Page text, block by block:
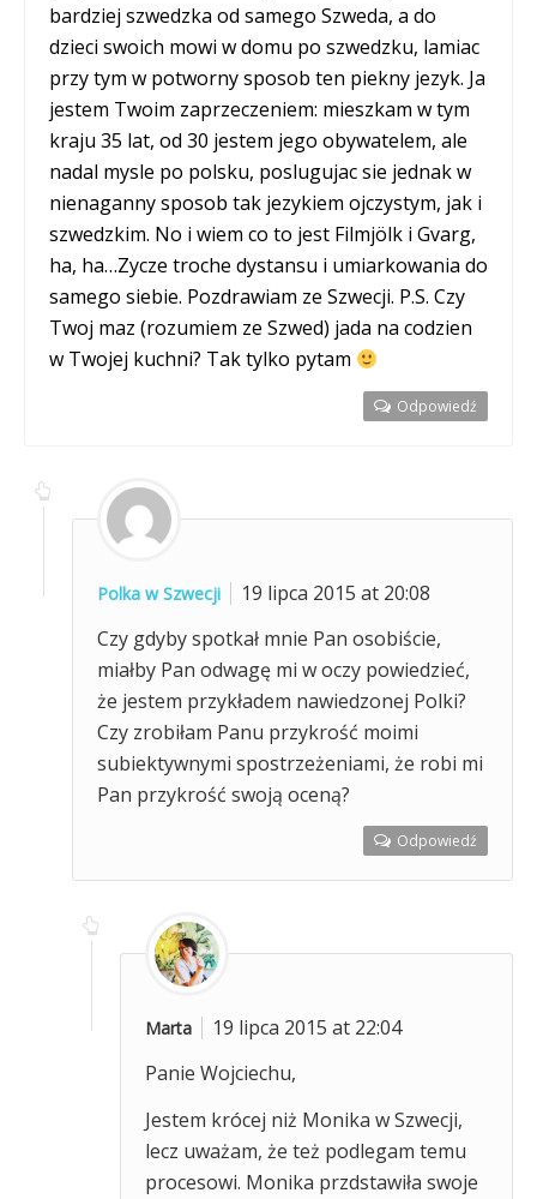
bardziej szwedzka od samego Szweda, a do
dzieci swoich mowi w domu po szwedzku, lamiac
przy tym w potworny sposob ten piekny jezyk. Ja
jestem Twoim zaprzeczeniem: mieszkam w tym
kraju 35 lat, od 30 jestem jego obywatelem, ale
nadal mysle po polsku, poslugujac sie jednak w
nienaganny sposob tak jezykiem ojczystym, jak i
szwedzkim. No i wiem co to jest Filmjölk i Gvarg,
ha, ha…Zycze troche dystansu i umiarkowania do
samego siebie. Pozdrawiam ze Szwecji. P.S. Czy
Twoj maz (rozumiem ze Szwed) jada na codzien
w Twojej kuchni? Tak tylko pytam
Odpowiedź
Polka w Szwecji
19 lipca 2015 at 20:08
Czy gdyby spotkał mnie Pan osobiście,
miałby Pan odwagę mi w oczy powiedzieć,
że jestem przykładem nawiedzonej Polki?
Czy zrobiłam Panu przykrość moimi
subiektywnymi spostrzeżeniami, że robi mi
Pan przykrość swoją oceną?
Odpowiedź
Marta
19 lipca 2015 at 22:04
Panie Wojciechu,
Jestem krócej niż Monika w Szwecji,
lecz uważam, że też podlegam temu
procesowi. Monika przdstawiła swoje